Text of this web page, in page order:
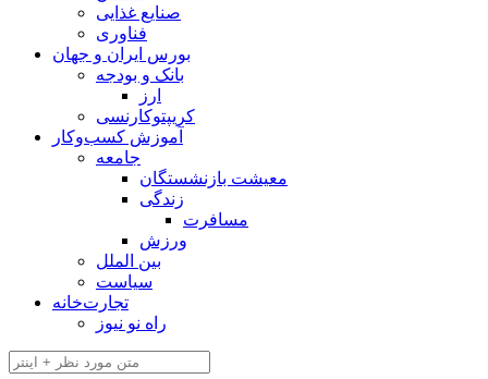
صنایع غذایی
فناوری
بورس ایران و جهان
بانک و بودجه
ارز
کریپتوکارنسی
آموزش کسب‌وکار
جامعه
معیشت بازنشستگان
زندگی
مسافرت
ورزش
بین الملل
سیاست
تجارت‌خانه
راه نو نیوز